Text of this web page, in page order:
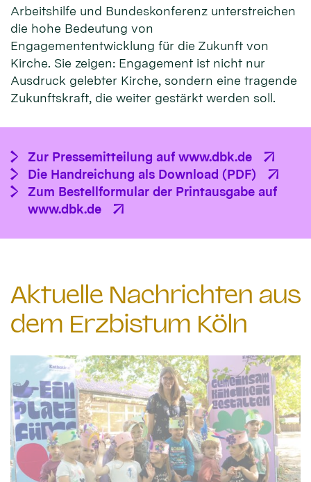
Arbeitshilfe und Bundeskonferenz unterstreichen
die hohe Bedeutung von
Engagemententwicklung für die Zukunft von
Kirche. Sie zeigen: Engagement ist nicht nur
Ausdruck gelebter Kirche, sondern eine tragende
Zukunftskraft, die weiter gestärkt werden soll.
Zur Pressemitteilung auf www.dbk.de
Die Handreichung als Download (PDF)
Zum Bestellformular der Printausgabe auf
www.dbk.de
Aktuelle Nachrichten aus
dem Erzbistum Köln